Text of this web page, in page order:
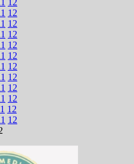
12
12
12
12
12
12
12
12
12
12
12
12